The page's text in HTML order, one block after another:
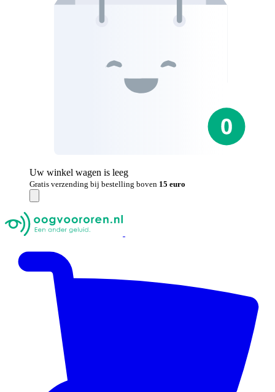
Uw winkel wagen is leeg
Gratis verzending bij bestelling boven 15 euro